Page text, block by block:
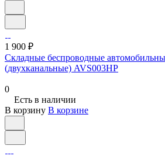
1 900 ₽
Складные беспроводные
(двухканальные) AVS003HP
0
Есть в наличии
В корзину В корзине